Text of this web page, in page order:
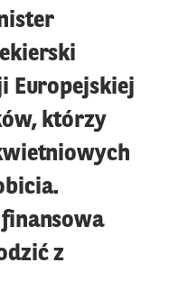
Europejskiej
którzy
finansowa
z